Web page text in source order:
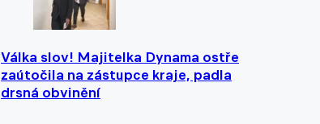
Válka slov! Majitelka Dynama ostře
zaútočila na zástupce kraje, padla
drsná obvinění